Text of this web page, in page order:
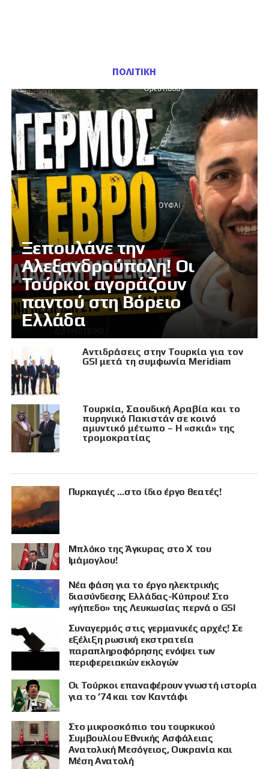
ΠΟΛΙΤΙΚΗ
Ξεπουλάνε την
Αλεξανδρούπολη! Οι
Τούρκοι αγοράζουν
παντού στη Βόρειο
Ελλάδα
Αντιδράσεις στην Τουρκία για τον
GSI μετά τη συμφωνία Meridiam
Τουρκία, Σαουδική Αραβία και το
πυρηνικό Πακιστάν σε κοινό
αμυντικό μέτωπο – Η «σκιά» της
τρομοκρατίας
Πυρκαγιές …στο ίδιο έργο θεατές!
Μπλόκο της Άγκυρας στο X του
Ιμάμογλου!
Νέα φάση για το έργο ηλεκτρικής
διασύνδεσης Ελλάδας-Κύπρου! Στο
«γήπεδο» της Λευκωσίας περνά ο GSI
Συναγερμός στις γερμανικές αρχές! Σε
εξέλιξη ρωσική εκστρατεία
παραπληροφόρησης ενόψει των
περιφερειακών εκλογών
Οι Τούρκοι επαναφέρουν γνωστή ιστορία
για το ’74 και τον Καντάφι
Στο μικροσκόπιο του τουρκικού
Συμβουλίου Εθνικής Ασφάλειας
Ανατολική Μεσόγειος, Ουκρανία και
Μέση Ανατολή